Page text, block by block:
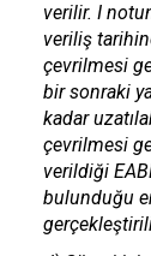
verilir. I
veriliş
çevrilmesi
bir sonraki
kadar
çevrilmesi
verildiği
bulunduğu